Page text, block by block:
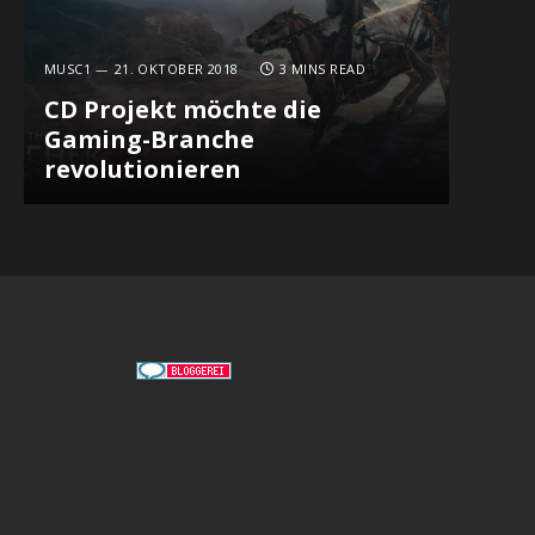
MUSC1 21. OKTOBER 2018 3 MINS READ
CD Projekt möchte die
Gaming-Branche
revolutionieren